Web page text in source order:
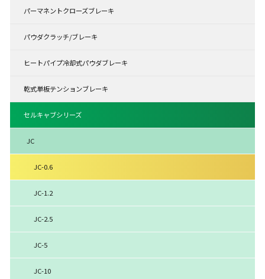
パーマネントクローズブレーキ
パウダクラッチ/ブレーキ
ヒートパイプ冷却式パウダブレーキ
乾式単板テンションブレーキ
セルキャブシリーズ
JC
JC-0.6
JC-1.2
JC-2.5
JC-5
JC-10